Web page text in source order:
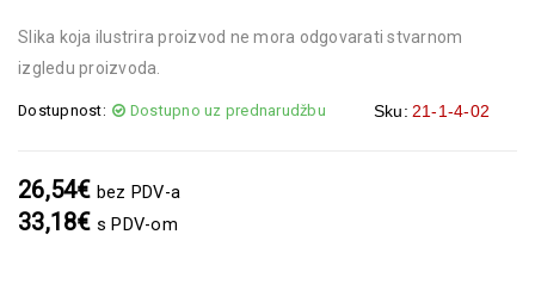
Slika koja ilustrira proizvod ne mora odgovarati stvarnom
izgledu proizvoda.
Dostupnost: Dostupno uz prednarudžbu Sku: 21-1-4-02
26,54€ bez PDV-a
33,18€ s PDV-om